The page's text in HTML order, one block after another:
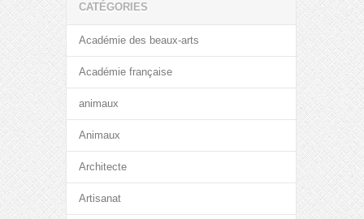
CATÉGORIES
Académie des beaux-arts
Académie française
animaux
Animaux
Architecte
Artisanat